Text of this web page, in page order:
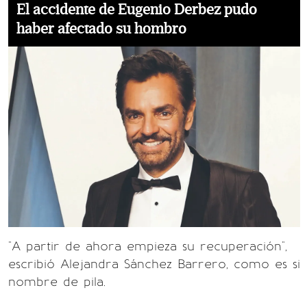
El accidente de Eugenio Derbez pudo
haber afectado su hombro
"A partir de ahora empieza su recuperación",
escribió Alejandra Sánchez Barrero, como es si
nombre de pila.